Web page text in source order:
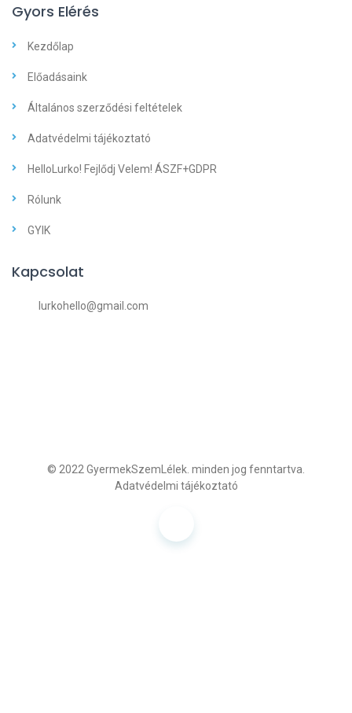
Gyors Elérés
Kezdőlap
Előadásaink
Általános szerződési feltételek
Adatvédelmi tájékoztató
HelloLurko! Fejlődj Velem! ÁSZF+GDPR
Rólunk
GYIK
Kapcsolat
lurkohello@gmail.com
© 2022 GyermekSzemLélek. minden jog fenntartva.
Adatvédelmi tájékoztató